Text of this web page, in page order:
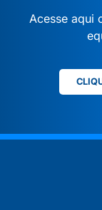
Acesse aqui